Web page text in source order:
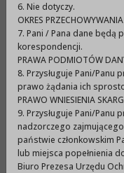
BURMISTRZ
ogłasza otwarty
zadań publicznych
promocji Gminy
sportowe.
I. Zakres i rodzaj
6. Nie dotyczy.
OKRES
7. Pani / Pana dane będą
korespondencji.
PRAWA PODMIOTÓW
8. Przysługuje Pani/
prawo żądania ich
PRAWO WNIESIENIA
9. Przysługuje Pani/
nadzorczego
państwie członkowskim
lub miejsca popełnienia
Biuro Prezesa Urzędu